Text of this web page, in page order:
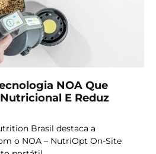
NOA Que
E Reduz
Brasil destaca a
o NOA – NutriOpt On-Site